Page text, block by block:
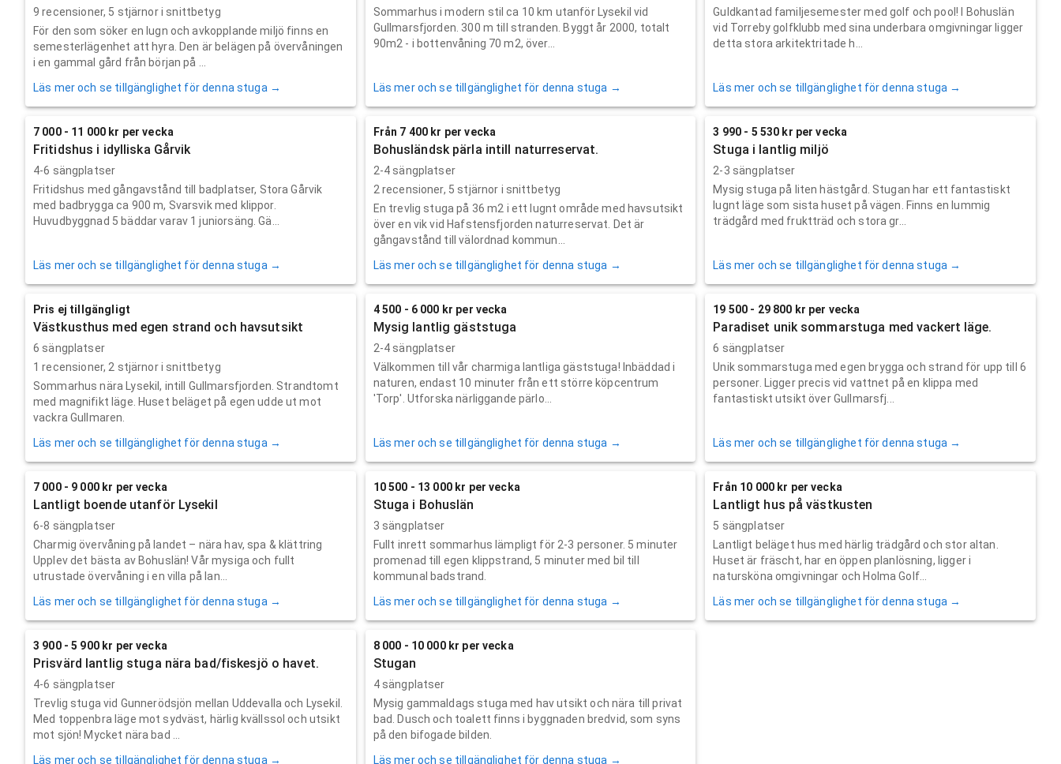
9 recensioner, 5 stjärnor i snittbetyg
För den som söker en lugn och avkopplande miljö finns en
semesterlägenhet att hyra. Den är belägen på övervåningen
i en gammal gård från början på ...
Läs mer och se tillgänglighet för denna stuga →
Sommarhus i modern stil ca 10 km utanför Lysekil vid
Gullmarsfjorden. 300 m till stranden. Byggt år 2000, totalt
90m2 - i bottenvåning 70 m2, över...
Läs mer och se tillgänglighet för denna stuga →
Guldkantad familjesemester med golf och pool! I Bohuslän
vid Torreby golfklubb med sina underbara omgivningar ligger
detta stora arkitektritade h...
Läs mer och se tillgänglighet för denna stuga →
7 000 - 11 000 kr per vecka
Fritidshus i idylliska Gårvik
4-6 sängplatser
Fritidshus med gångavstånd till badplatser, Stora Gårvik
med badbrygga ca 900 m, Svarsvik med klippor.
Huvudbyggnad 5 bäddar varav 1 juniorsäng. Gä...
Läs mer och se tillgänglighet för denna stuga →
Från 7 400 kr per vecka
Bohusländsk pärla intill naturreservat.
2-4 sängplatser
2 recensioner, 5 stjärnor i snittbetyg
En trevlig stuga på 36 m2 i ett lugnt område med havsutsikt
över en vik vid Hafstensfjorden naturreservat. Det är
gångavstånd till välordnad kommun...
Läs mer och se tillgänglighet för denna stuga →
3 990 - 5 530 kr per vecka
Stuga i lantlig miljö
2-3 sängplatser
Mysig stuga på liten hästgård. Stugan har ett fantastiskt
lugnt läge som sista huset på vägen. Finns en lummig
trädgård med fruktträd och stora gr...
Läs mer och se tillgänglighet för denna stuga →
Pris ej tillgängligt
Västkusthus med egen strand och havsutsikt
6 sängplatser
1 recensioner, 2 stjärnor i snittbetyg
Sommarhus nära Lysekil, intill Gullmarsfjorden. Strandtomt
med magnifikt läge. Huset beläget på egen udde ut mot
vackra Gullmaren.
Läs mer och se tillgänglighet för denna stuga →
4 500 - 6 000 kr per vecka
Mysig lantlig gäststuga
2-4 sängplatser
Välkommen till vår charmiga lantliga gäststuga! Inbäddad i
naturen, endast 10 minuter från ett större köpcentrum
'Torp'. Utforska närliggande pärlo...
Läs mer och se tillgänglighet för denna stuga →
19 500 - 29 800 kr per vecka
Paradiset unik sommarstuga med vackert läge.
6 sängplatser
Unik sommarstuga med egen brygga och strand för upp till 6
personer. Ligger precis vid vattnet på en klippa med
fantastiskt utsikt över Gullmarsfj...
Läs mer och se tillgänglighet för denna stuga →
7 000 - 9 000 kr per vecka
Lantligt boende utanför Lysekil
6-8 sängplatser
Charmig övervåning på landet – nära hav, spa & klättring
Upplev det bästa av Bohuslän! Vår mysiga och fullt
utrustade övervåning i en villa på lan...
Läs mer och se tillgänglighet för denna stuga →
10 500 - 13 000 kr per vecka
Stuga i Bohuslän
3 sängplatser
Fullt inrett sommarhus lämpligt för 2-3 personer. 5 minuter
promenad till egen klippstrand, 5 minuter med bil till
kommunal badstrand.
Läs mer och se tillgänglighet för denna stuga →
Från 10 000 kr per vecka
Lantligt hus på västkusten
5 sängplatser
Lantligt beläget hus med härlig trädgård och stor altan.
Huset är fräscht, har en öppen planlösning, ligger i
natursköna omgivningar och Holma Golf...
Läs mer och se tillgänglighet för denna stuga →
3 900 - 5 900 kr per vecka
Prisvärd lantlig stuga nära bad/fiskesjö o havet.
4-6 sängplatser
Trevlig stuga vid Gunnerödsjön mellan Uddevalla och Lysekil.
Med toppenbra läge mot sydväst, härlig kvällssol och utsikt
mot sjön! Mycket nära bad ...
Läs mer och se tillgänglighet för denna stuga →
8 000 - 10 000 kr per vecka
Stugan
4 sängplatser
Mysig gammaldags stuga med hav utsikt och nära till privat
bad. Dusch och toalett finns i byggnaden bredvid, som syns
på den bifogade bilden.
Läs mer och se tillgänglighet för denna stuga →